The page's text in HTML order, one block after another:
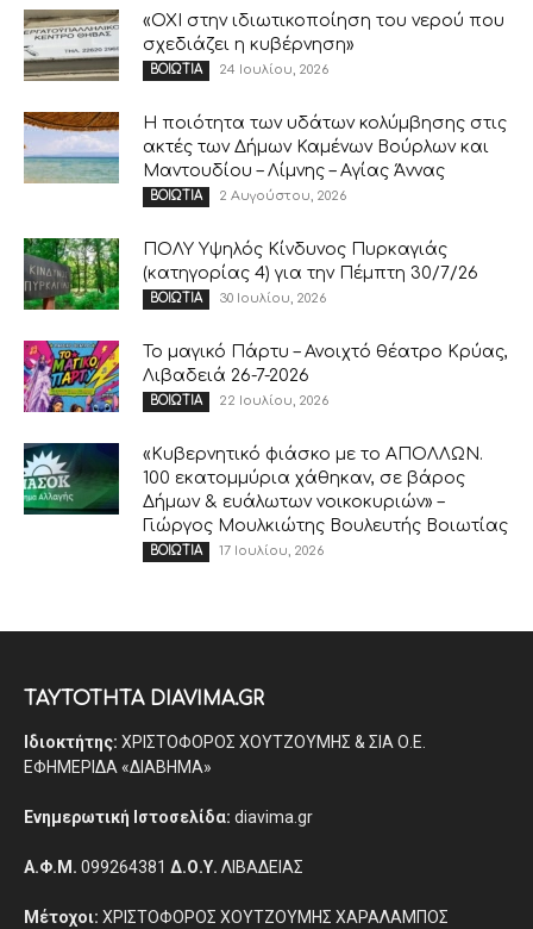
«ΟΧΙ στην ιδιωτικοποίηση του νερού που
σχεδιάζει η κυβέρνηση»
ΒΟΙΩΤΙΑ 24 Ιουλίου, 2026
Η ποιότητα των υδάτων κολύμβησης στις
ακτές των Δήμων Καμένων Βούρλων και
Μαντουδίου – Λίμνης – Αγίας Άννας
ΒΟΙΩΤΙΑ 2 Αυγούστου, 2026
ΠΟΛΥ Υψηλός Κίνδυνος Πυρκαγιάς
(κατηγορίας 4) για την Πέμπτη 30/7/26
ΒΟΙΩΤΙΑ 30 Ιουλίου, 2026
Το μαγικό Πάρτυ – Ανοιχτό θέατρο Κρύας,
Λιβαδειά 26-7-2026
ΒΟΙΩΤΙΑ 22 Ιουλίου, 2026
«Κυβερνητικό φιάσκο με το ΑΠΟΛΛΩΝ.
100 εκατομμύρια χάθηκαν, σε βάρος
Δήμων & ευάλωτων νοικοκυριών» –
Γιώργος Μουλκιώτης Βουλευτής Βοιωτίας
ΒΟΙΩΤΙΑ 17 Ιουλίου, 2026
ΤΑΥΤΟΤΗΤΑ DIAVIMA.GR
Ιδιοκτήτης: ΧΡΙΣΤΟΦΟΡΟΣ ΧΟΥΤΖΟΥΜΗΣ & ΣΙΑ Ο.Ε.
ΕΦΗΜΕΡΙΔΑ «ΔΙΑΒΗΜΑ»
Ενημερωτική Ιστοσελίδα: diavima.gr
Α.Φ.Μ. 099264381 Δ.Ο.Υ. ΛΙΒΑΔΕΙΑΣ
Μέτοχοι: ΧΡΙΣΤΟΦΟΡΟΣ ΧΟΥΤΖΟΥΜΗΣ ΧΑΡΑΛΑΜΠΟΣ